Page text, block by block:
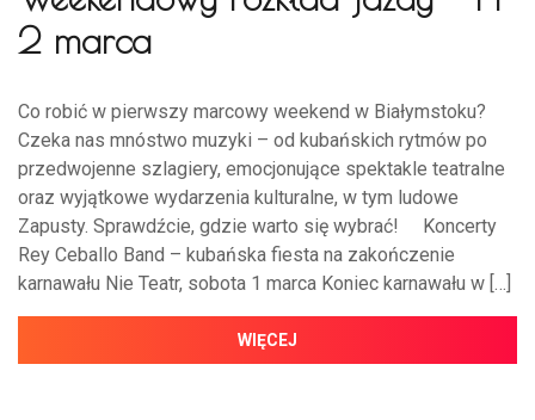
2 marca
Co robić w pierwszy marcowy weekend w Białymstoku?
Czeka nas mnóstwo muzyki – od kubańskich rytmów po
przedwojenne szlagiery, emocjonujące spektakle teatralne
oraz wyjątkowe wydarzenia kulturalne, w tym ludowe
Zapusty. Sprawdźcie, gdzie warto się wybrać! Koncerty
Rey Ceballo Band – kubańska fiesta na zakończenie
karnawału Nie Teatr, sobota 1 marca Koniec karnawału w […]
WIĘCEJ